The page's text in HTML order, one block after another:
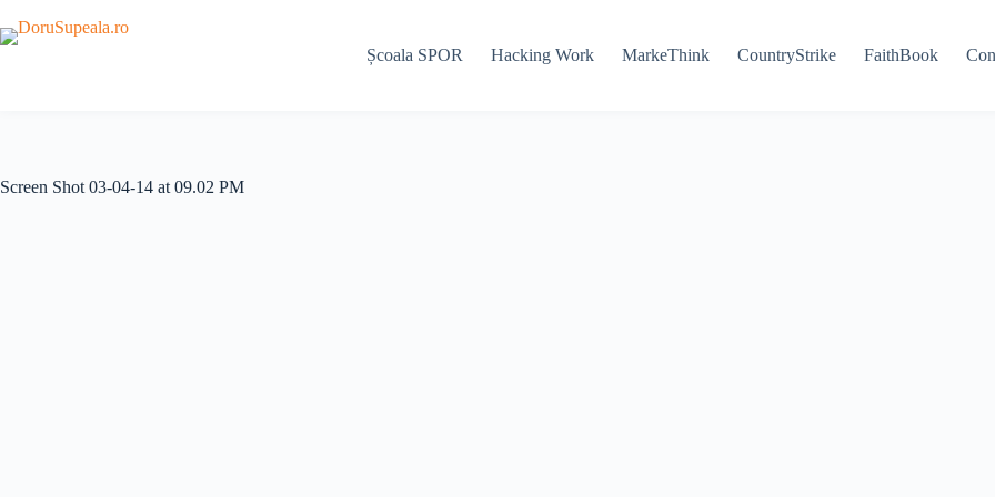
la
conținut
Școala SPOR Hacking Work MarkeThink CountryStrike FaithBook
Screen Shot 03-04-14 at 09.02 PM